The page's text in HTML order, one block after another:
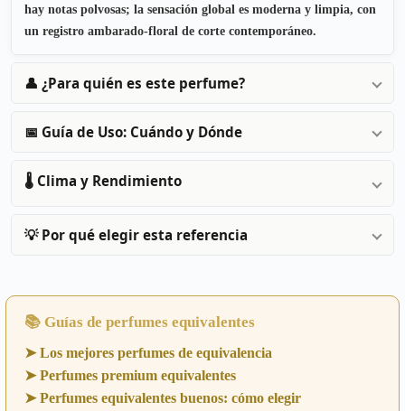
hay notas polvosas; la sensación global es moderna y limpia, con
un registro ambarado-floral de corte contemporáneo.
👤 ¿Para quién es este perfume?
📅 Guía de Uso: Cuándo y Dónde
🌡️ Clima y Rendimiento
💡 Por qué elegir esta referencia
📚 Guías de perfumes equivalentes
➤ Los mejores perfumes de equivalencia
➤ Perfumes premium equivalentes
➤ Perfumes equivalentes buenos: cómo elegir